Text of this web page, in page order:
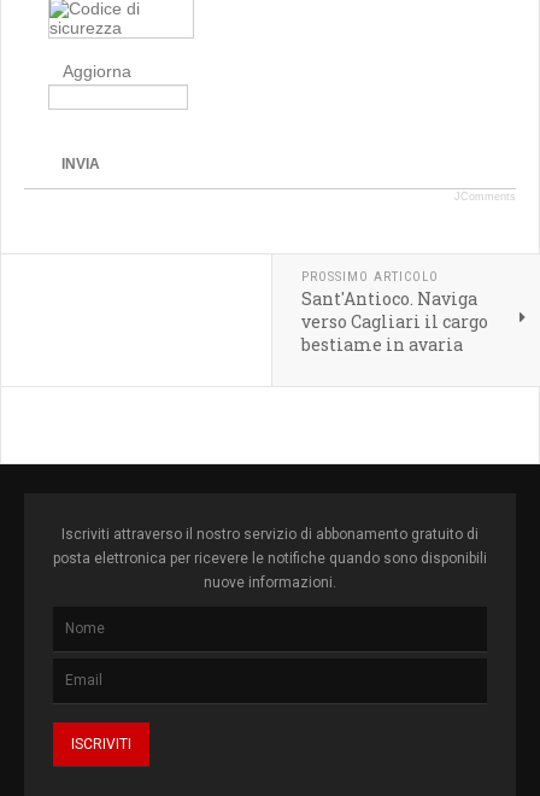
Aggiorna
INVIA
JComments
PROSSIMO ARTICOLO
Sant'Antioco. Naviga
verso Cagliari il cargo
bestiame in avaria
Iscriviti attraverso il nostro servizio di abbonamento gratuito di
posta elettronica per ricevere le notifiche quando sono disponibili
nuove informazioni.